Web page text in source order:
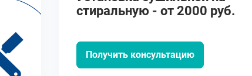
стиральную - от 2000 руб.
Получить консультацию